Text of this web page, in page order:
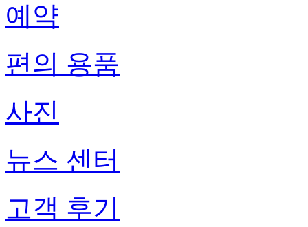
예약
편의 용품
사진
뉴스 센터
고객 후기